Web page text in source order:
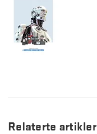
Relaterte artikler